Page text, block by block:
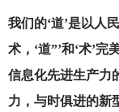
我们的‘道’是以人
术，‘道”’和‘术’
信息化先进生产力
力，与时俱进的新